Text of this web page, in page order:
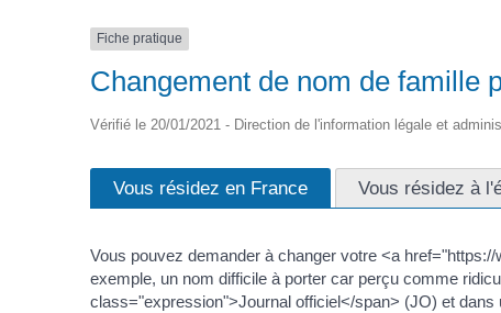
Fiche pratique
Changement de nom de famille
Vérifié le 20/01/2021 - Direction de l'information légale et
Vous résidez en France Vous résidez à
Vous pouvez demander à changer votre <a
exemple, un nom difficile à porter car perçu comme
class="expression">Journal officiel</span> (JO) et